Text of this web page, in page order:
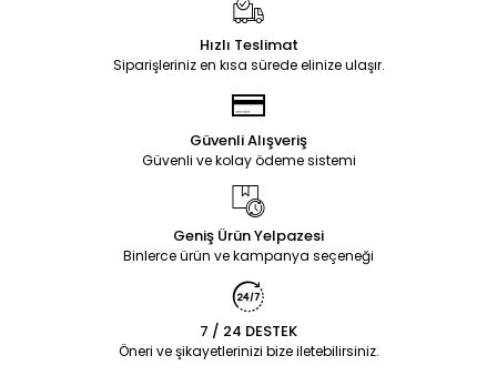
Hızlı Teslimat
Siparişleriniz en kısa sürede elinize ulaşır.
Güvenli Alışveriş
Güvenli ve kolay ödeme sistemi
Geniş Ürün Yelpazesi
Binlerce ürün ve kampanya seçeneği
7 / 24 DESTEK
Öneri ve şikayetlerinizi bize iletebilirsiniz.